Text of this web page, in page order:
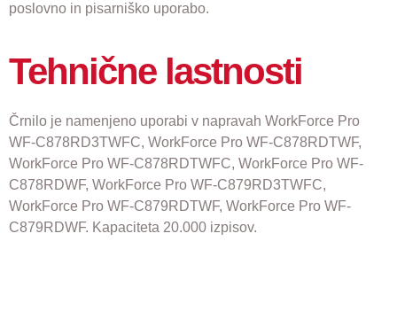
poslovno in pisarniško uporabo.
Tehnične lastnosti
Črnilo je namenjeno uporabi v napravah WorkForce Pro
WF-C878RD3TWFC, WorkForce Pro WF-C878RDTWF,
WorkForce Pro WF-C878RDTWFC, WorkForce Pro WF-
C878RDWF, WorkForce Pro WF-C879RD3TWFC,
WorkForce Pro WF-C879RDTWF, WorkForce Pro WF-
C879RDWF. Kapaciteta 20.000 izpisov.